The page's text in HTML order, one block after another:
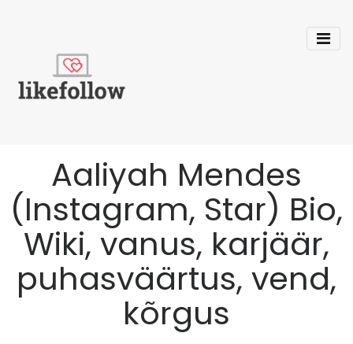
Aaliyah Mendes
(Instagram, Star) Bio,
Wiki, vanus, karjäär,
puhasväärtus, vend,
kõrgus